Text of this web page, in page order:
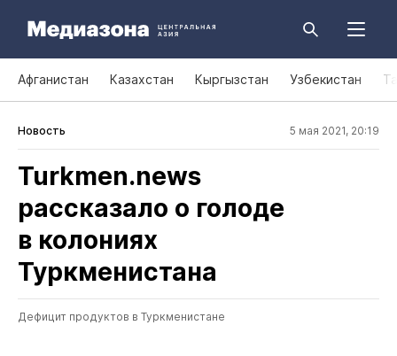
Афганистан Казахстан Кыргызстан Узбекистан
Новость 5 мая 2021, 20:19
Turkmen.news
рассказало о голоде
в колониях
Туркменистана
Дефицит продуктов в Туркменистане